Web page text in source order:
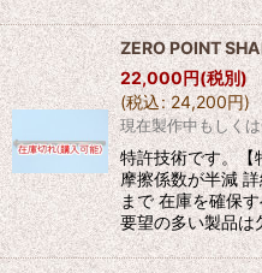
ZERO POINT
22,000円(税別)
(税込: 24,200円)
現在製作中もしく
特許技術です。
摩擦係数が半減
まで 在庫を確保
要望の多い製品は